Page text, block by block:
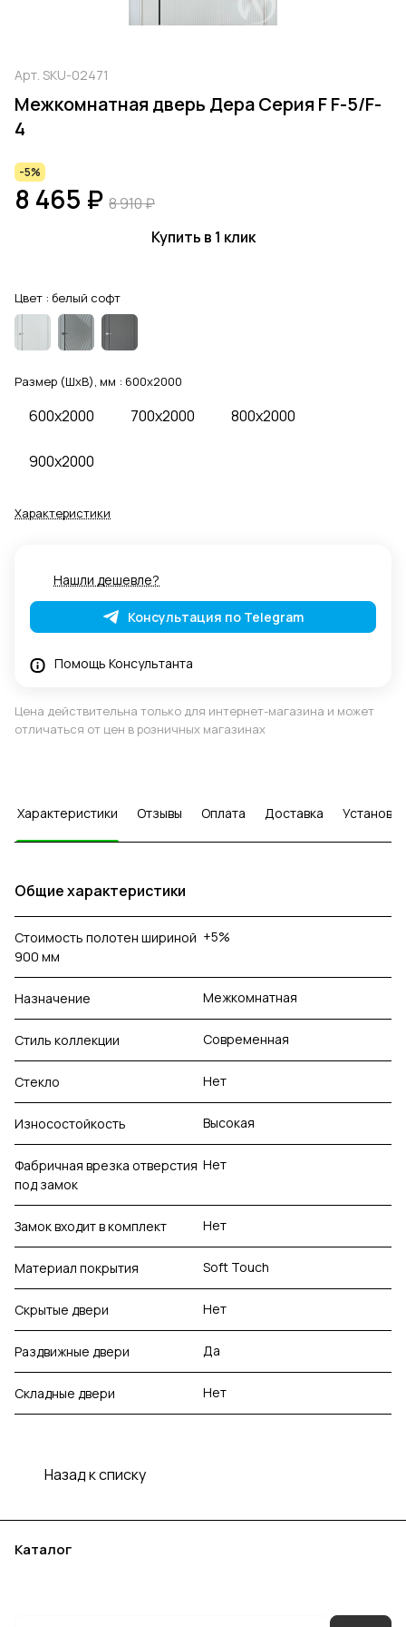
Арт. SKU-02471
Межкомнатная дверь Дера Серия F F-5/F-
4
-5%
8 465 ₽ 8 910 ₽
Купить в 1 клик
Цвет : белый софт
Размер (ШхВ), мм : 600x2000
600x2000 700x2000 800x2000
900x2000
Характеристики
Нашли дешевле?
Консультация по Telegram
Помощь Консультанта
Цена действительна только для интернет-магазина и может
отличаться от цен в розничных магазинах
Характеристики Отзывы Оплата Доставка Установка
Общие характеристики
Стоимость полотен шириной
900 мм
+5%
Назначение Межкомнатная
Стиль коллекции Современная
Стекло Нет
Износостойкость Высокая
Фабричная врезка отверстия
под замок
Нет
Замок входит в комплект Нет
Материал покрытия Soft Touch
Скрытые двери Нет
Раздвижные двери Да
Складные двери Нет
Назад к списку
Каталог